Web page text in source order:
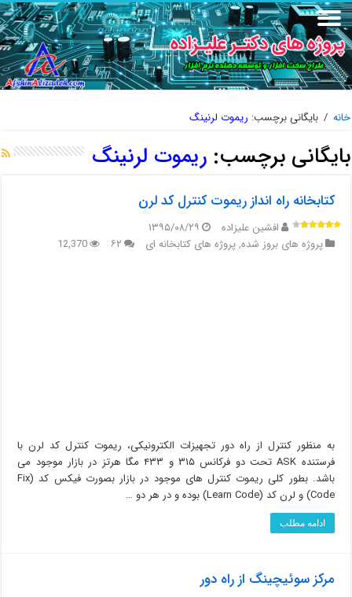
خانه / بایگانی برچسب: ریموت لرنینگ
بایگانی برچسب:ریموت لرنینگ
کتابخانه راه انداز ریموت کنترل کد لرن
افشین علیزاده
۱۳۹۵/۰۸/۲۹
پروژه های بروز شده,پروژه های کتابخانه ای ۶۲ 12,370
به منظور کنترل از راه دور تجهیزات الکترونیکی، ریموت کنترل کد لرن با
فرستنده ASK تحت دو فرکانس ۳۱۵ و ۴۳۳ مگا هرتز در بازار موجود می
باشد. بطور کلی ریموت کنترل های موجود در بازار بصورت فیکس کد (Fix
Code) و لرن کد (Learn Code) بوده و در هر دو …
ادامه مطلب
مرکز سوئیچینگ از راه دور